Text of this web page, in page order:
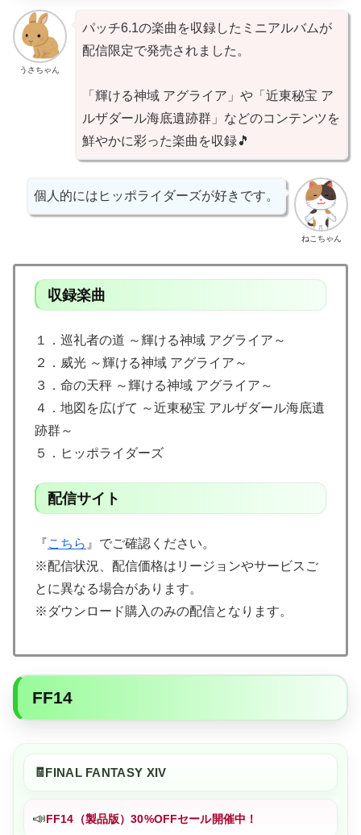
うさちゃん
パッチ6.1の楽曲を収録したミニアルバムが
配信限定で発売されました。
「輝ける神域 アグライア」や「近東秘宝 ア
ルザダール海底遺跡群」などのコンテンツを
鮮やかに彩った楽曲を収録🎵
ねこちゃん
個人的にはヒッポライダーズが好きです。
収録楽曲
１．巡礼者の道 ～輝ける神域 アグライア～
２．威光 ～輝ける神域 アグライア～
３．命の天秤 ～輝ける神域 アグライア～
４．地図を広げて ～近東秘宝 アルザダール海底遺
跡群～
５．ヒッポライダーズ
配信サイト
『こちら 』でご確認ください。
※配信状況、配信価格はリージョンやサービスご
とに異なる場合があります。
※ダウンロード購入のみの配信となります。
FF14
FINAL FANTASY XIV
📣FF14（製品版）30%OFFセール開催中！